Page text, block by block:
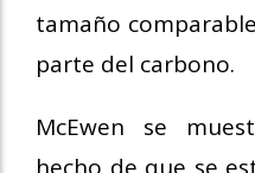
tamaño
parte del carbono.
McEwen se
hecho de que se